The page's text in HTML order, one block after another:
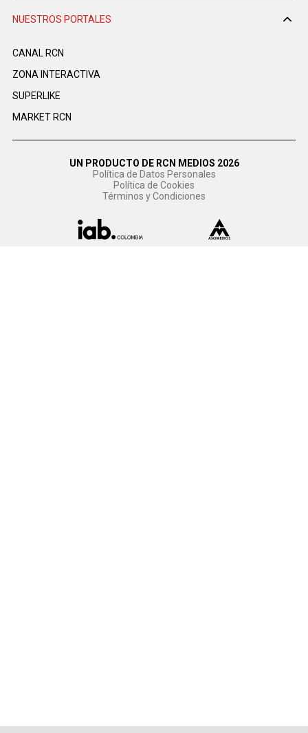
NUESTROS PORTALES
CANAL RCN
ZONA INTERACTIVA
SUPERLIKE
MARKET RCN
UN PRODUCTO DE RCN MEDIOS 2026
Política de Datos Personales
Política de Cookies
Términos y Condiciones